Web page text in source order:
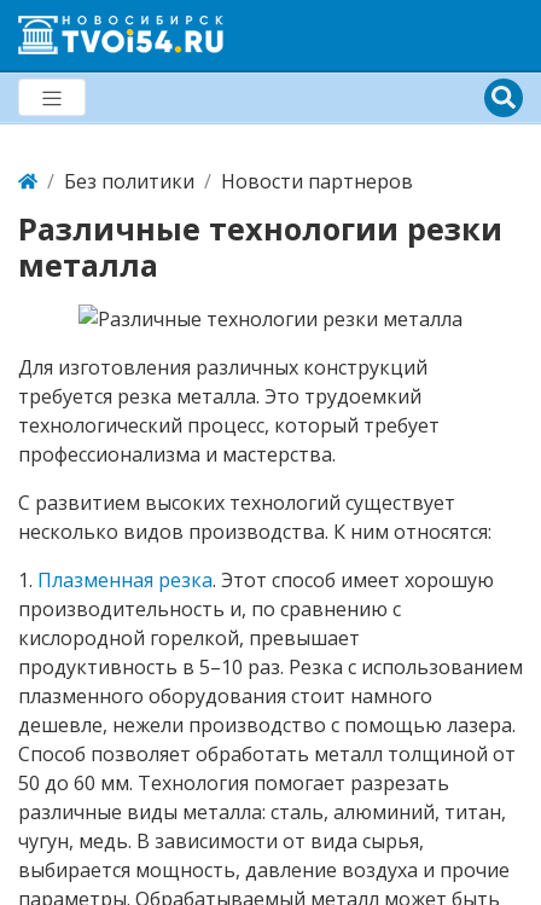
Без политики Новости партнеров
Различные технологии резки
металла
Для изготовления различных конструкций
требуется резка металла. Это трудоемкий
технологический процесс, который требует
профессионализма и мастерства.
С развитием высоких технологий существует
несколько видов производства. К ним относятся:
1. Плазменная резка. Этот способ имеет хорошую
производительность и, по сравнению с
кислородной горелкой, превышает
продуктивность в 5–10 раз. Резка с использованием
плазменного оборудования стоит намного
дешевле, нежели производство с помощью лазера.
Способ позволяет обработать металл толщиной от
50 до 60 мм. Технология помогает разрезать
различные виды металла: сталь, алюминий, титан,
чугун, медь. В зависимости от вида сырья,
выбирается мощность, давление воздуха и прочие
параметры. Обрабатываемый металл может быть